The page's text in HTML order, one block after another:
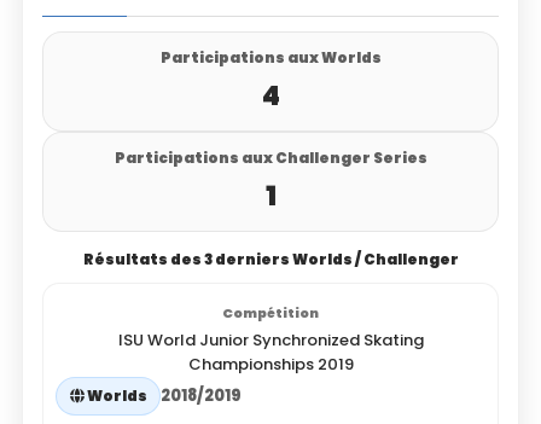
Participations aux Worlds
4
Participations aux Challenger Series
1
Résultats des 3 derniers Worlds / Challenger
ISU World Junior Synchronized Skating
Championships 2019
Worlds 2018/2019